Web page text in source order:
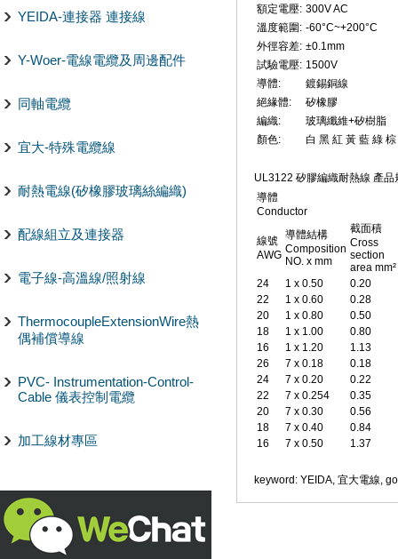
YEIDA-連接器 連接線
Y-Woer-電線電纜及周邊配件
同軸電纜
宜大-特殊電纜線
耐熱電線(矽橡膠玻璃絲編織)
配線組立及連接器
電子線-高溫線/照射線
ThermocoupleExtensionWire熱
偶補償導線
PVC- Instrumentation-Control-
Cable 儀表控制電纜
加工線材專區
額定電壓: 300V AC
溫度範圍: -60°C~+200°C
外徑容差: ±0.1mm
試驗電壓: 1500V
導體:
鍍錫銅線
絕緣體:
矽橡膠
編織:
玻璃纖維+矽樹脂
顏色:
白 黑 紅 黃 藍 綠
UL3122 矽膠編織耐熱線 產品
導體
Conductor
線號
AWG
導體結構
Composition
NO. x mm
截面積
Cross
section
area mm²
24
1 x 0.50
0.20
22
1 x 0.60
0.28
20
1 x 0.80
0.50
18
1 x 1.00
0.80
16
1 x 1.20
1.13
26
7 x 0.18
0.18
24
7 x 0.20
0.22
22
7 x 0.254
0.35
20
7 x 0.30
0.56
18
7 x 0.40
0.84
16
7 x 0.50 1.37
keyword: YEIDA, 宜大電線,